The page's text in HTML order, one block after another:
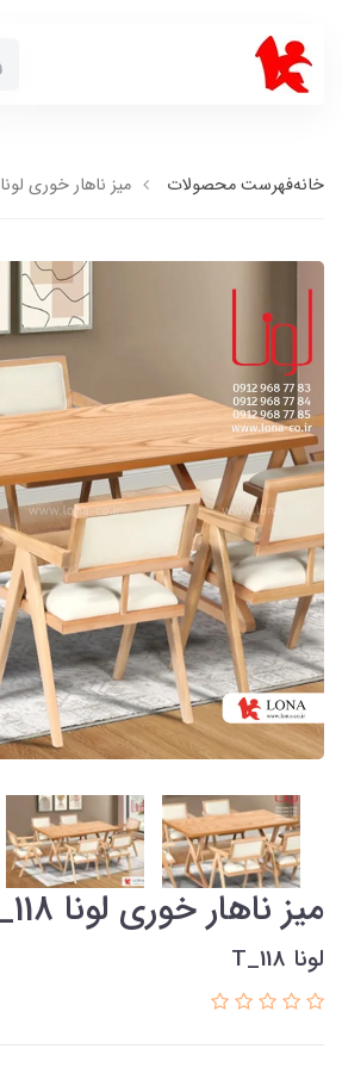
خانهفهرست محصولات میز ناهار خوری لونا T_118
میز ناهار خوری لونا T_118
لونا T_118